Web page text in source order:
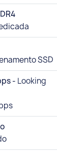
SSD
- Looking